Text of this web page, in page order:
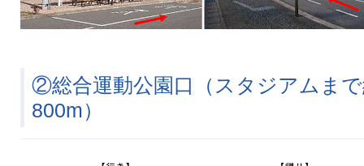
②総合運動公園口（スタジアムま
800m）